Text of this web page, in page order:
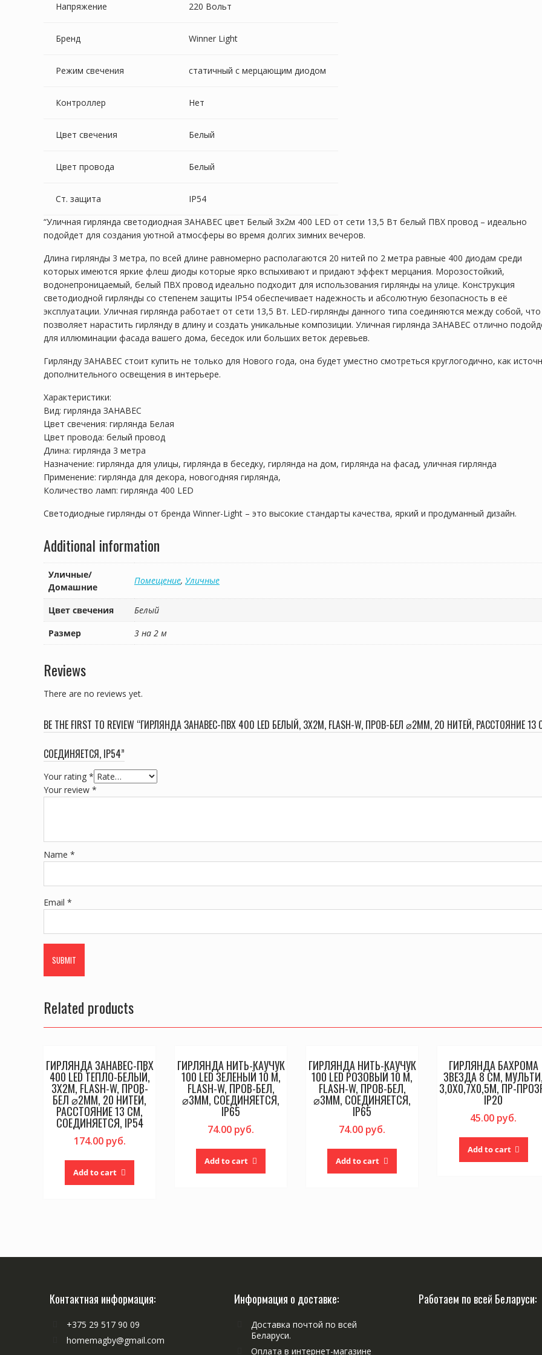
Напряжение 220 Вольт
Бренд Winner Light
Режим свечения статичный с мерцающим диодом
Контроллер Нет
Цвет свечения Белый
Цвет провода Белый
Ст. защита
IP54
“Уличная гирлянда cветодиодная ЗАНАВЕС цвет Белый 3х2м 400 LED от сети 13,5 Вт белый ПВХ провод – идеально
подойдет для создания уютной атмосферы во время долгих зимних вечеров.
Длина гирлянды 3 метра, по всей длине равномерно располагаются 20 нитей по 2 метра равные 400 диодам среди
которых имеются яркие флеш диоды которые ярко вспыхивают и придают эффект мерцания. Морозостойкий,
водонепроницаемый, белый ПВХ провод идеально подходит для использования гирлянды на улице. Конструкция
светодиодной гирлянды со степенем защиты IP54 обеспечивает надежность и абсолютную безопасность в её
эксплуатации. Уличная гирлянда работает от сети 13,5 Вт. LED-гирлянды данного типа соединяются между собой, что
позволяет нарастить гирлянду в длину и создать уникальные композиции. Уличная гирлянда ЗАНАВЕС отлично
для иллюминации фасада вашего дома, беседок или больших веток деревьев.
Гирлянду ЗАНАВЕС стоит купить не только для Нового года, она будет уместно смотреться круглогодично, как
дополнительного освещения в интерьере.
Характеристики:
Вид: гирлянда ЗАНАВЕС
Цвет свечения: гирлянда Белая
Цвет провода: белый провод
Длина: гирлянда 3 метра
Назначение: гирлянда для улицы, гирлянда в беседку, гирлянда на дом, гирлянда на фасад, уличная гирлянда
Применение: гирлянда для декора, новогодняя гирлянда,
Количество ламп: гирлянда 400 LED
Светодиодные гирлянды от бренда Winner-Light – это высокие стандарты качества, яркий и продуманный дизайн.
Additional information
Уличные/
Домашние
Помещение, Уличные
Цвет свечения
Белый
Размер
3 на 2 м
Reviews
There are no reviews yet.
BE THE FIRST TO REVIEW “ГИРЛЯНДА ЗАНАВЕС-ПВХ 400 LED БЕЛЫЙ, 3Х2М, FLASH-W, ПРОВ-БЕЛ ⌀2ММ, 20 НИТЕЙ, РАССТОЯНИЕ 13
СОЕДИНЯЕТСЯ, IP54”
Your rating *
Your review *
Name *
Email *
Related products
ГИРЛЯНДА ЗАНАВЕС-ПВХ
400 LED ТЕПЛО-БЕЛЫЙ,
3Х2М, FLASH-W, ПРОВ-
БЕЛ ⌀2ММ, 20 НИТЕЙ,
РАССТОЯНИЕ 13 СМ,
СОЕДИНЯЕТСЯ, IP54
174.00 руб.
Add to cart
ГИРЛЯНДА НИТЬ-КАУЧУК
100 LED ЗЕЛЕНЫЙ 10 М,
FLASH-W, ПРОВ-БЕЛ,
⌀3ММ, СОЕДИНЯЕТСЯ,
IP65
74.00 руб.
Add to cart
ГИРЛЯНДА НИТЬ-КАУЧУК
100 LED РОЗОВЫЙ 10 М,
FLASH-W, ПРОВ-БЕЛ,
⌀3ММ, СОЕДИНЯЕТСЯ,
IP65
74.00 руб.
Add to cart
ГИРЛЯНДА БАХРОМА
ЗВЕЗДА 8 СМ,
3,0Х0,7Х0,5М, ПР-
IP20
45.00 руб.
Add to cart
Контактная информация:
+375 29 517 90 09
homemagby@gmail.com
Информация о доставке:
Доставка почтой по всей
Беларуси.
Оплата в интернет-магазине
Работаем по всей Беларуси: